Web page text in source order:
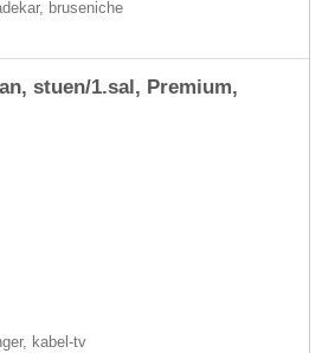
bruseniche
stuen/1.sal, Premium,
kabel-tv